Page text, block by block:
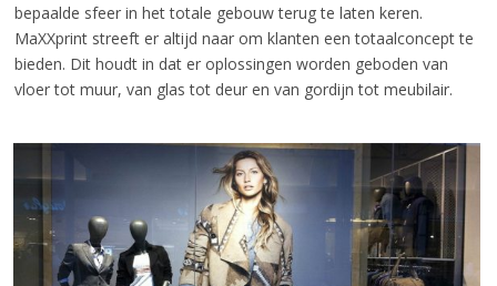
bepaalde sfeer in het totale gebouw terug te laten keren.
MaXXprint streeft er altijd naar om klanten een totaalconcept te
bieden. Dit houdt in dat er oplossingen worden geboden van
vloer tot muur, van glas tot deur en van gordijn tot meubilair.